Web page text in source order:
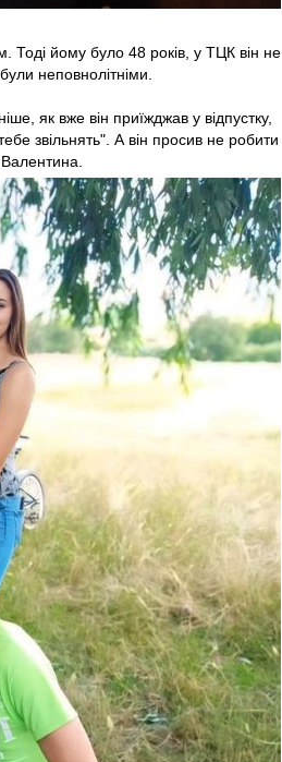
Тоді йому було 48 років, у ТЦК він не
неповнолітніми.
як вже він приїжджав у відпустку,
звільнять". А він просив не робити